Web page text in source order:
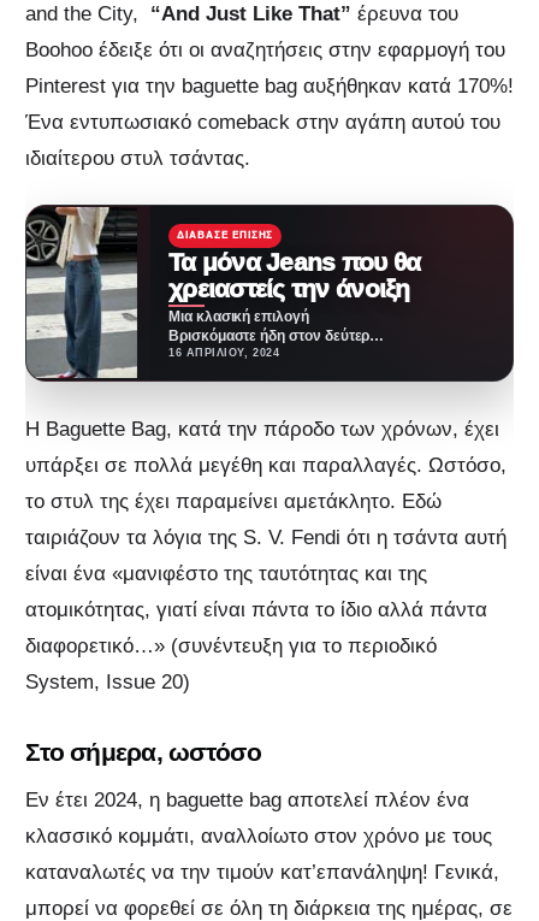
and the City,
“And Just Like That” έρευνα του
Boohoo έδειξε ότι οι αναζητήσεις στην εφαρμογή του
Pinterest για την baguette bag αυξήθηκαν κατά 170%!
Ένα εντυπωσιακό comeback στην αγάπη αυτού του
ιδιαίτερου στυλ τσάντας.
ΔΙΆΒΑΣΕ ΕΠΊΣΗΣ
Τα μόνα Jeans που θα
χρειαστείς την άνοιξη
Μια κλασική επιλογή
Βρισκόμαστε ήδη στον δεύτερο
μήνα της άνοιξης και ακόμα, μας
16 ΑΠΡΙΛΊΟΥ, 2024
Η Baguette Bag, κατά την πάροδο των χρόνων, έχει
υπάρξει σε πολλά μεγέθη και παραλλαγές. Ωστόσο,
το στυλ της έχει παραμείνει αμετάκλητο. Εδώ
ταιριάζουν τα λόγια της S. V. Fendi ότι η τσάντα αυτή
είναι ένα «μανιφέστο της ταυτότητας και της
ατομικότητας, γιατί είναι πάντα το ίδιο αλλά πάντα
διαφορετικό…» (συνέντευξη για το περιοδικό
System, Issue 20)
Στο σήμερα, ωστόσο
Εν έτει 2024, η baguette bag αποτελεί πλέον ένα
κλασσικό κομμάτι, αναλλοίωτο στον χρόνο με τους
καταναλωτές να την τιμούν κατ’επανάληψη! Γενικά,
μπορεί να φορεθεί σε όλη τη διάρκεια της ημέρας, σε